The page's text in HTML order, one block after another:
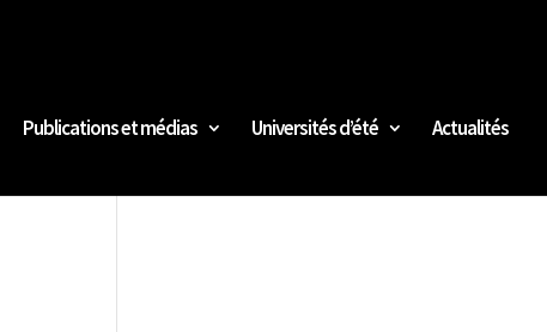
Publications et médias Universités d’été Actualités